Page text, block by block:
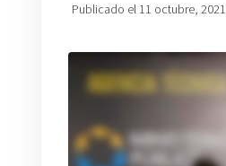
Publicado el 11 octubre, 2021